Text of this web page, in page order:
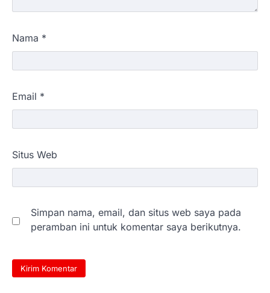
Nama *
Email *
Situs Web
Simpan nama, email, dan situs web saya pada
peramban ini untuk komentar saya berikutnya.